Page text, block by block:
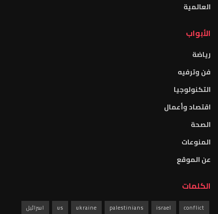
العالمية
الأبواب
رياضة
فن وترفيه
التكنولوجيا
اقتصاد وأعمال
الصحة
المنوعات
عن الموقع
الكلمات
conflict
israel
palestinians
ukraine
us اسرائيل